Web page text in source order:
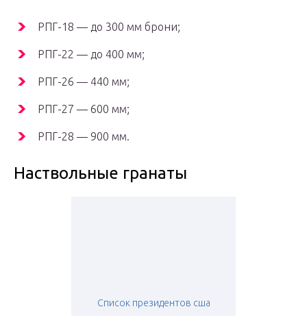
РПГ-18 — до 300 мм брони;
РПГ-22 — до 400 мм;
РПГ-26 — 440 мм;
РПГ-27 — 600 мм;
РПГ-28 — 900 мм.
Наствольные гранаты
Список президентов сша